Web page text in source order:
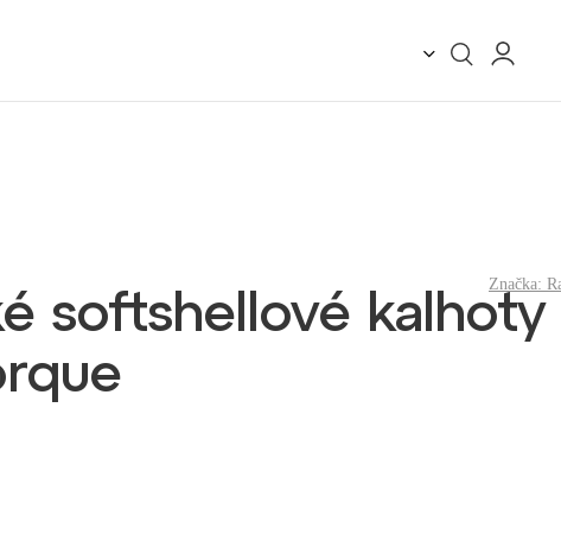
softshellové kalhoty
Značka: